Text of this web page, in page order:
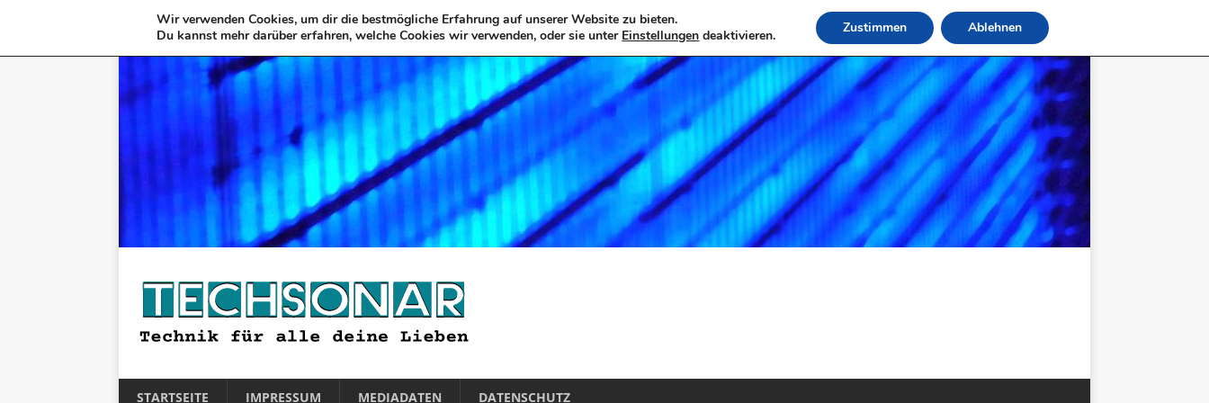
STARTSEITE IMPRESSUM MEDIADATEN DATENSCHUTZ
Wir verwenden Cookies, um dir die bestmögliche Erfahrung auf unserer Website zu bieten.
Du kannst mehr darüber erfahren, welche Cookies wir verwenden, oder sie unter Einstellungen deaktivieren. Zustimmen Ablehnen